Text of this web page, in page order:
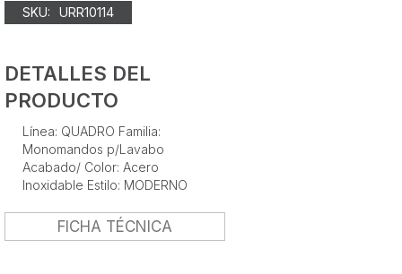
SKU: URR10114
DETALLES DEL
PRODUCTO
Línea: QUADRO Familia:
Monomandos p/Lavabo
Acabado/ Color: Acero
Inoxidable Estilo: MODERNO
FICHA TÉCNICA